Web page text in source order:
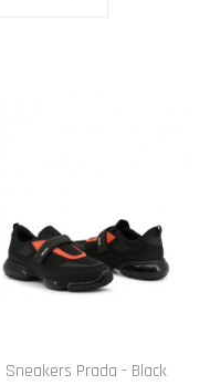
Sneakers Prada - Black